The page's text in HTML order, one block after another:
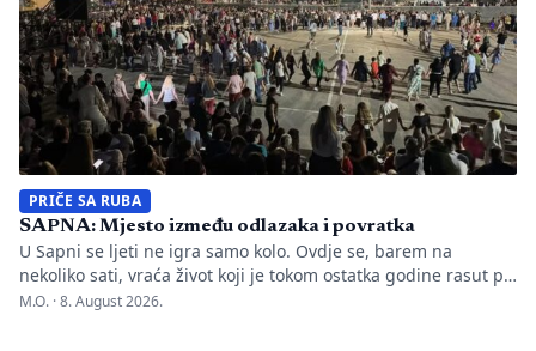
PRIČE SA RUBA
SAPNA: Mjesto između odlazaka i povratka
U Sapni se ljeti ne igra samo kolo. Ovdje se, barem na
nekoliko sati, vraća život koji je tokom ostatka godine rasut po
Evropi. Dva puta sedmično, kada muzika počne, na prostoru
M.O. ·8. August 2026.